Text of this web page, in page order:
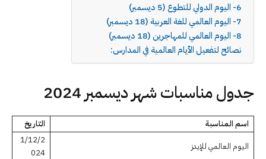
6- اليوم الدولي للتطوع (5 ديسمبر)
7- اليوم العالمي للغة العربية (18 ديسمبر)
8- اليوم العالمي للمهاجرين (18 ديسمبر)
نصائح لتفعيل الأيام العالمية في المدارس:
جدول مناسبات شهر ديسمبر 2024
اسم المناسبة
التاريخ
اليوم العالمي للإيدز
1/12/2
024